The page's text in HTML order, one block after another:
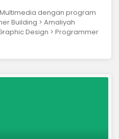
dengan program
Building > Amaliyah
Design > Programmer